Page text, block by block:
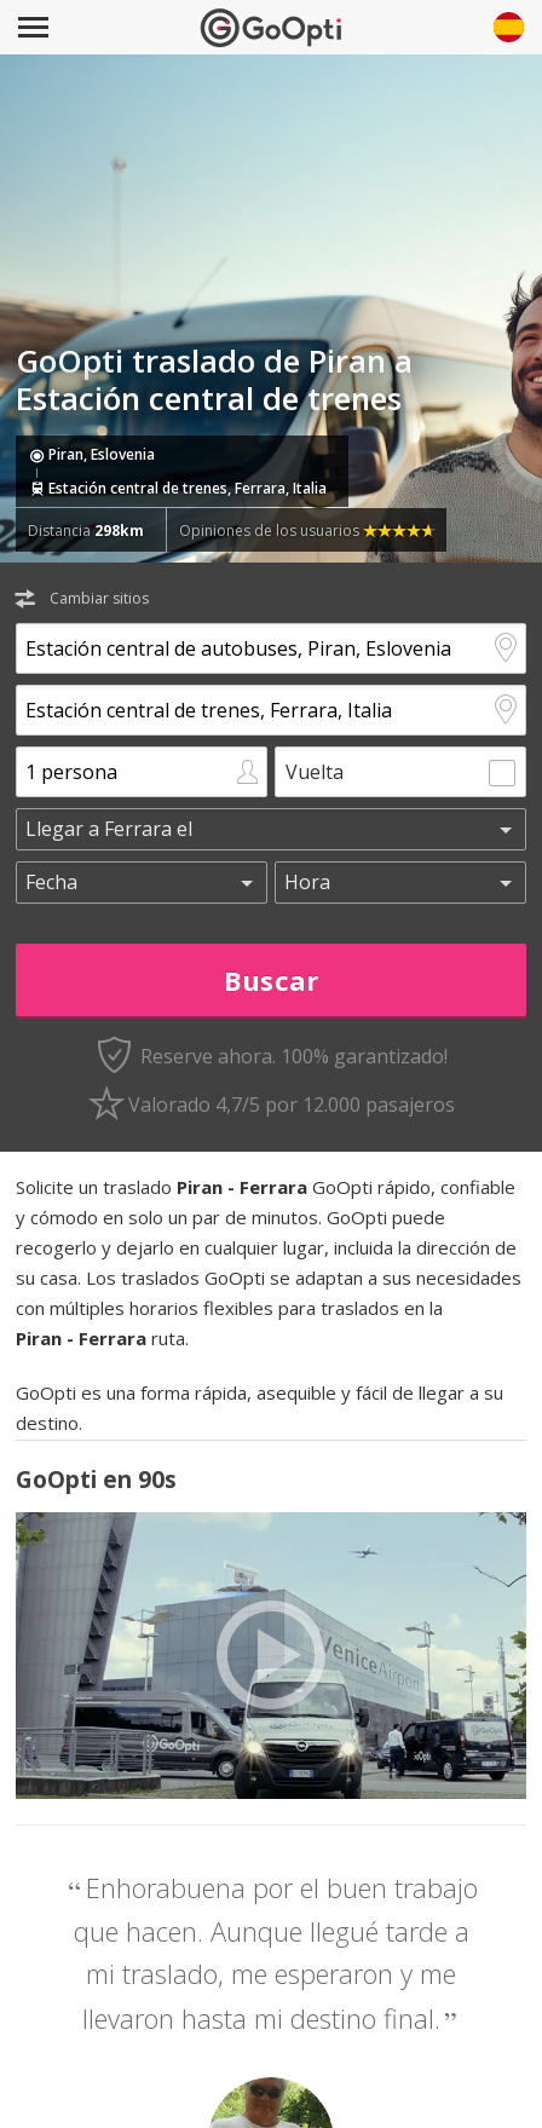
GoOpti traslado de Piran a
Estación central de trenes
Piran, Eslovenia
Estación central de trenes, Ferrara, Italia
Distancia298km Opiniones de los usuarios
Cambiar sitios
Vuelta
Reserve ahora. 100% garantizado!
Valorado 4,7/5 por 12.000 pasajeros
Solicite un traslado Piran - Ferrara GoOpti rápido, confiable
y cómodo en solo un par de minutos. GoOpti puede
recogerlo y dejarlo en cualquier lugar, incluida la dirección de
su casa. Los traslados GoOpti se adaptan a sus necesidades
con múltiples horarios flexibles para traslados en la
Piran - Ferrara ruta.
GoOpti es una forma rápida, asequible y fácil de llegar a su
destino.
GoOpti en 90s
Enhorabuena por el buen trabajo
que hacen. Aunque llegué tarde a
mi traslado, me esperaron y me
llevaron hasta mi destino final.